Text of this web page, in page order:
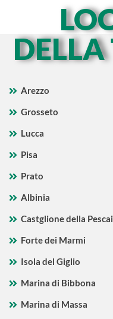
Arezzo
Grosseto
Lucca
Pisa
Prato
Albinia
Castglione della
Forte dei Marmi
Isola del Giglio
Marina di Bibbona
Marina di Massa